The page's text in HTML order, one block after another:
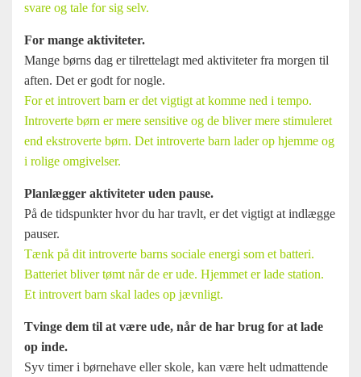
svare og tale for sig selv.
For mange aktiviteter.
Mange børns dag er tilrettelagt med aktiviteter fra morgen til
aften. Det er godt for nogle.
For et introvert barn er det vigtigt at komme ned i tempo.
Introverte børn er mere sensitive og de bliver mere stimuleret
end ekstroverte børn. Det introverte barn lader op hjemme og
i rolige omgivelser.
Planlægger aktiviteter uden pause.
På de tidspunkter hvor du har travlt, er det vigtigt at indlægge
pauser.
Tænk på dit introverte barns sociale energi som et batteri.
Batteriet bliver tømt når de er ude. Hjemmet er lade station.
Et introvert barn skal lades op jævnligt.
Tvinge dem til at være ude, når de har brug for at lade
op inde.
Syv timer i børnehave eller skole, kan være helt udmattende